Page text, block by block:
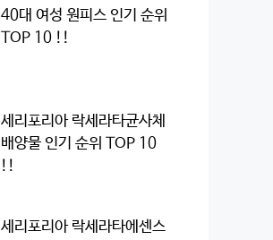
40대 여성 원피스 인기 순위
TOP 10 !!
세리포리아 락세라타균사체
배양물 인기 순위 TOP 10
!!
세리포리아 락세라타에센스